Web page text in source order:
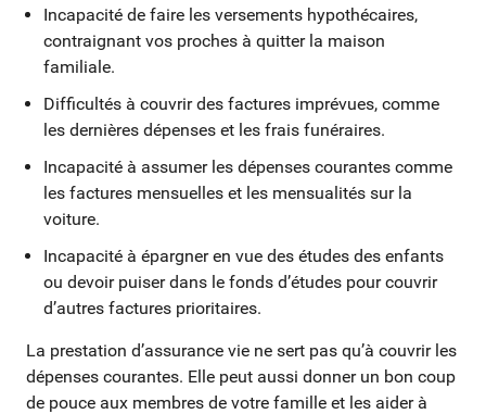
Incapacité de faire les versements hypothécaires,
contraignant vos proches à quitter la maison
familiale.
Difficultés à couvrir des factures imprévues, comme
les dernières dépenses et les frais funéraires.
Incapacité à assumer les dépenses courantes comme
les factures mensuelles et les mensualités sur la
voiture.
Incapacité à épargner en vue des études des enfants
ou devoir puiser dans le fonds d’études pour couvrir
d’autres factures prioritaires.
La prestation d’assurance vie ne sert pas qu’à couvrir les
dépenses courantes. Elle peut aussi donner un bon coup
de pouce aux membres de votre famille et les aider à